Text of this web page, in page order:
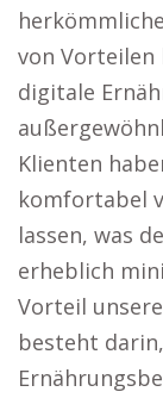
von Vorteilen
digitale
Klienten
komfortabel
lassen, was
erheblich
Vorteil
besteht